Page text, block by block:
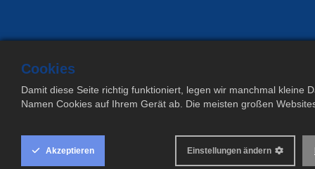
Cookie Box Settings
Cookies
Damit diese Seite richtig funktioniert, legen wir manchmal kleine
Namen Cookies auf Ihrem Gerät ab. Die meisten großen
Akzeptieren Einstellungen ändern